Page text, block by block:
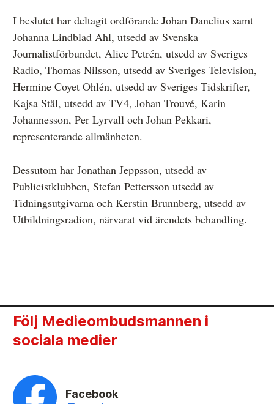
I beslutet har deltagit ordförande Johan Danelius samt
Johanna Lindblad Ahl, utsedd av Svenska
Journalistförbundet, Alice Petrén, utsedd av Sveriges
Radio, Thomas Nilsson, utsedd av Sveriges Television,
Hermine Coyet Ohlén, utsedd av Sveriges Tidskrifter,
Kajsa Stål, utsedd av TV4, Johan Trouvé, Karin
Johannesson, Per Lyrvall och Johan Pekkari,
representerande allmänheten.
Dessutom har Jonathan Jeppsson, utsedd av
Publicistklubben, Stefan Pettersson utsedd av
Tidningsutgivarna och Kerstin Brunnberg, utsedd av
Utbildningsradion, närvarat vid ärendets behandling.
Följ Medieombudsmannen i
sociala medier
Facebook